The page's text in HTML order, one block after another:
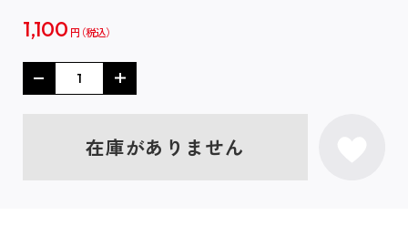
1,100 円
在庫がありません